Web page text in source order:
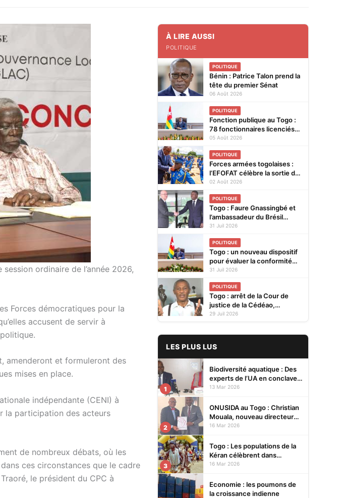
ordinaire de l’année 2026,
Forces démocratiques pour la
accusent de servir à
amenderont et formuleront des
mises en place.
indépendante (CENI) à
la participation des acteurs
de nombreux débats, où les
ces circonstances que le cadre
le président du CPC à
À LIRE AUSSI
POLITIQUE
POLITIQUE
Bénin : Patrice Talon prend la
tête du premier Sénat
06 Août 2026
POLITIQUE
Fonction publique au Togo :
78 fonctionnaires licenciés
entre 2025 et 2026
05 Août 2026
POLITIQUE
Forces armées togolaises :
l’EFOFAT célèbre la sortie de
la 29e promotion et le
02 Août 2026
POLITIQUE
Togo : Faure Gnassingbé et
l’ambassadeur du Brésil
explorent de nouvelles pistes
bilatérale
31 Juil 2026
POLITIQUE
Togo : un nouveau dispositif
pour évaluer la conformité
des produits avant leur mise
31 Juil 2026
POLITIQUE
Togo : arrêt de la Cour de
justice de la Cédéao,
l'opposition conteste la
29 Juil 2026
LES PLUS LUS
1
Biodiversité aquatique : Des
experts de l’UA en conclave à
Lomé pour renforcer la
13 Mar 2026
2
ONUSIDA au Togo : Christian
Mouala, nouveau directeur
pays
16 Mar 2026
3
Togo : Les populations de la
Kéran célèbrent dans
l’allégresse Tislim-Difoini,
16 Mar 2026
Economie : les poumons de
la croissance indienne